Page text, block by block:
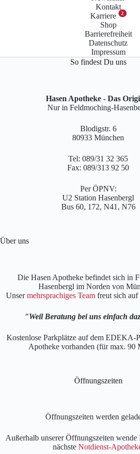
Kontakt
Karriere
2
Shop
Barrierefreiheit
Datenschutz
Impressum
So findest Du uns
Hasen Apotheke - Das
Nur in Feldmoching-
Blodigstr. 6
80933 München
Tel: 089/31 32 365
Fax: 089/313 92 50
Per ÖPNV:
U2 Station Hasenbergl
Bus 60, 172, N41, N76
Über uns
Die Hasen Apotheke befindet sich in
Hasenbergl im Norden von
Unsermehrsprachiges Team freut sich auf
Weil Beratung bei uns einfach
Kostenlose Parkplätze auf dem EDEKA-
Apotheke vorhanden (für max. 90
Öffnungszeiten
Öffnungszeiten werden
Außerhalb unserer Öffnungszeiten
nächste Notdienst-